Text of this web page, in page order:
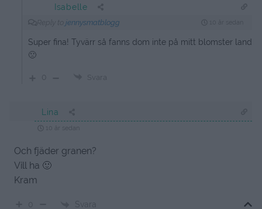
Isabelle
jennysmatblogg
Super fina! Tyvärr så fanns dom inte på mitt blomster land
🙁
0 Svara
Lina
10 år sedan
Och fjäder granen?
Vill ha 🙂
Kram
0 Svara